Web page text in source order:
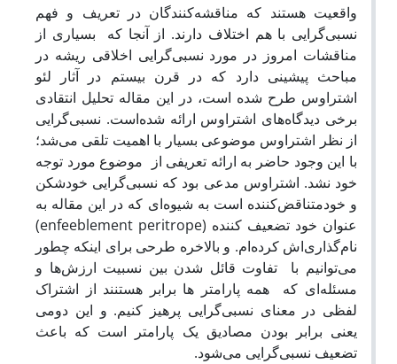
واقعیت هستند که مناقشه‌کنندگان در تعریف و فهم
نسبی‌گرایی با هم اختلاف دارند. از آنجا که بسیاری از
مناقشات امروز در مورد نسبی‌گرایی اخلاقی ریشه در
مباحث پیشینی دارد که در قرن بیستم در آثار لئو
اشتراوس طرح شده است، در این مقاله تحلیل انتقادی
برخی دیدگاه‌های اشتراوس ارائه شده‌است. نسبی‌گرایی
از نظر اشتراوس موضوعی بسیار با اهمیت تلقی می‌شد؛
با این وجود حاضر به ارائه تعریفی از موضوع مورد توجه
خود نشد. اشتراوس مدعی بود که نسبی‌گرایی خود‌شکن
و خود‌متناقض‌کننده است به شیوه‌ای که در این مقاله به
عنوان خود تضعیف کننده (enfeeblement peritrope)
نام‌گذاری‌اش کرده‌ام. و بالاخره طرحی برای اینکه چطور
می‌توانیم با تفاوت قائل شدن بین نسبیت ارزش‌ها و
مسئله‌ای که همه پارامتر ها برابر هستنند از اشتراک
لفظی در معنای نسبی‌گرایی پرهیز کنیم. و این دومی
یعنی برابر بودن مصادیق یک پارامتر است که باعث
تضعیف نسبی‌گرایی می‌شود.